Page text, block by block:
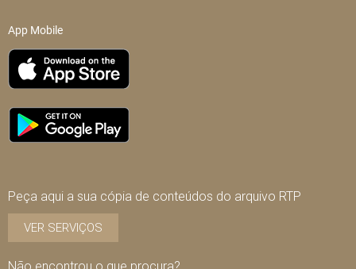
App Mobile
Peça aqui a sua cópia de conteúdos do arquivo RTP
VER SERVIÇOS